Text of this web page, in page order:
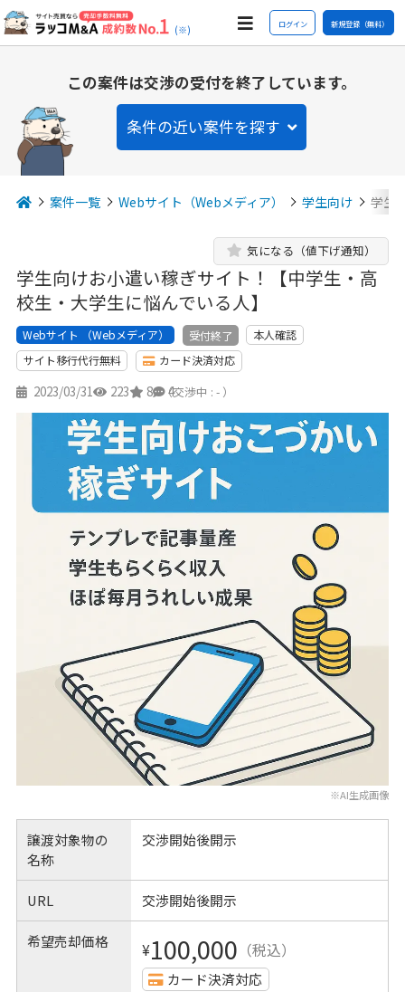
(※) ログイン 新規登録（無料）
この案件は交渉の受付を終了しています。
条件の近い案件を探す
案件一覧 Webサイト（Webメディア） 学生向け 学生
学生向けお小遣い稼ぎサイト！【中学生・高
校生・大学生に悩んでいる人】
気になる（値下げ通知）
Webサイト （Webメディア） 受付終了
本人確認
サイト移行代行無料
カード決済対応
2023/03/31 223 8 4
（交渉中 : - ）
※AI生成画像
譲渡対象物の
名称
交渉開始後開示
URL 交渉開始後開示
希望売却価格 ¥100,000 （税込）
カード決済対応